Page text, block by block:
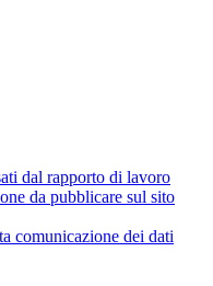
dal rapporto di lavoro
da pubblicare sul sito
comunicazione dei dati